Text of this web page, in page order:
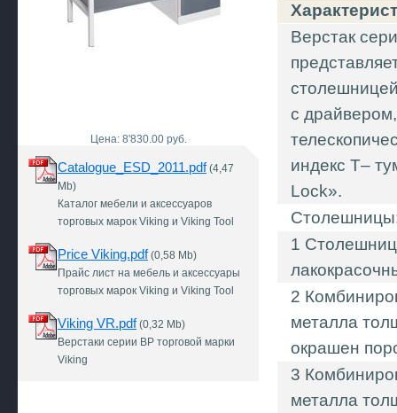
Цена: 8'830.00 руб.
Catalogue_ESD_2011.pdf(4,47
Mb)
Каталог мебели и аксессуаров
торговых марок Viking и Viking Tool
Price Viking.pdf(0,58 Mb)
Прайс лист на мебель и аксессуары
торговых марок Viking и Viking Tool
Viking VR.pdf(0,32 Mb)
Верстаки серии ВР торговой марки
Viking
Верстак
с
индекс Т–
Lock».
1
2
металла
окрашен
3
металла